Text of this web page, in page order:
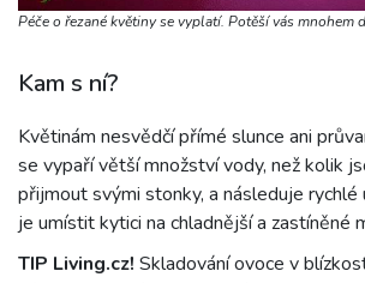
Péče o řezané květiny se vyplatí. Potěší vás mnohem
Kam s ní?
Květinám nesvědčí přímé slunce ani
se vypaří větší množství vody, než kolik
přijmout svými stonky, a následuje
je umístit kytici na chladnější a zastíněné
TIP Living.cz! Skladování ovoce v